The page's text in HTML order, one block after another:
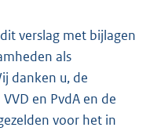
verslag met bijlagen
als
danken u, de
en PvdA en de
voor het in